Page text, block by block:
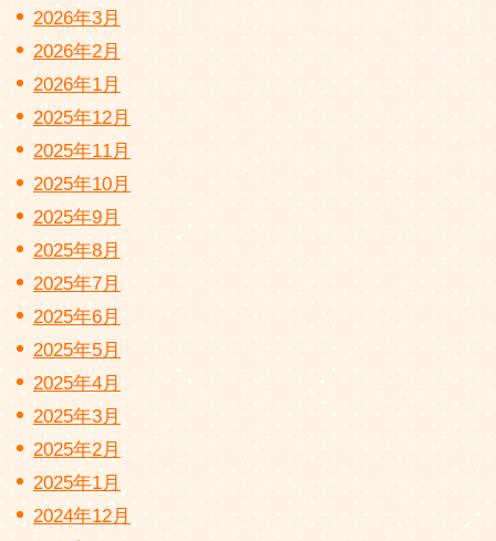
2026年3月
2026年2月
2026年1月
2025年12月
2025年11月
2025年10月
2025年9月
2025年8月
2025年7月
2025年6月
2025年5月
2025年4月
2025年3月
2025年2月
2025年1月
2024年12月